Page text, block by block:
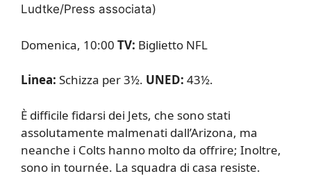
Ludtke/Press associata)
Domenica, 10:00 TV: Biglietto NFL
Linea: Schizza per 3½. UNED: 43½.
È difficile fidarsi dei Jets, che sono stati
assolutamente malmenati dall’Arizona, ma
neanche i Colts hanno molto da offrire; Inoltre,
sono in tournée. La squadra di casa resiste.